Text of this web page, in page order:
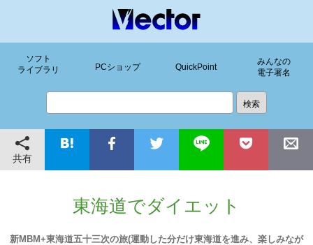
ソフト
ライブラリ
PCショップ QuickPoint
みんなの
電子署名
共有
東海道でダイエット
新MBM+東海道五十三次の旅(運動した分だけ東海道を進み、楽しみなが